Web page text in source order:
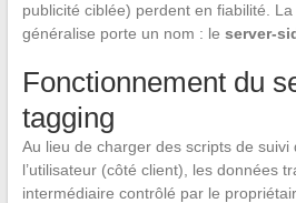
publicité ciblée) perdent en fiabilité.
généralise porte un nom : le server-
Fonctionnement du
tagging
Au lieu de charger des scripts de suivi
l’utilisateur (côté client), les données
intermédiaire contrôlé par le